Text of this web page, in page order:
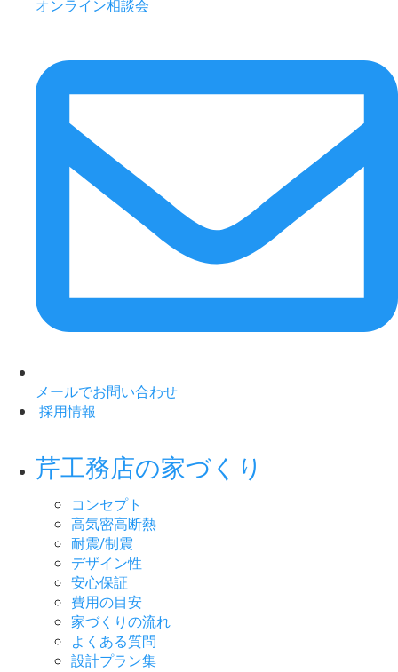
オンライン相談会
メールでお問い合わせ
採用情報
芹工務店の家づくり
コンセプト
高気密高断熱
耐震/制震
デザイン性
安心保証
費用の目安
家づくりの流れ
よくある質問
設計プラン集